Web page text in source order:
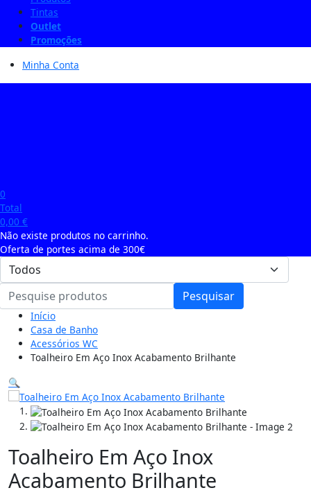
Tintas
Outlet
Promoções
Minha Conta
0
Total
0,00 €
Não existe produtos no carrinho.
Oferta de portes acima de 300€
Pesquisar
Início
Casa de Banho
Acessórios WC
Toalheiro Em Aço Inox Acabamento Brilhante
🔍
Toalheiro Em Aço Inox
Acabamento Brilhante